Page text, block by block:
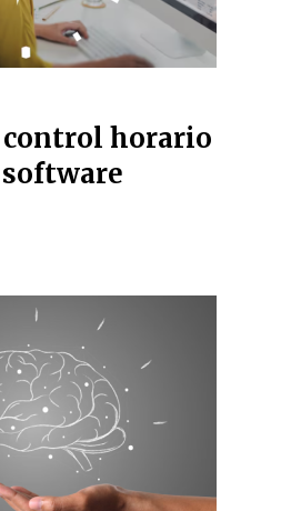
control horario
software